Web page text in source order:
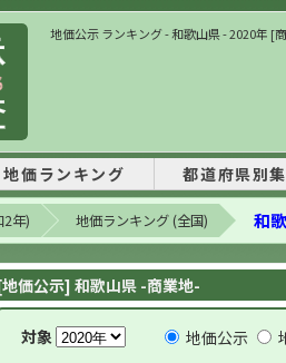
地価公示 ランキング - 和歌山県 - 2020年 [
地価ランキング 都道府県別
2年) 地価ランキング (全国) 和
価公示] 和歌山県 -商業地-
対象 地価公示